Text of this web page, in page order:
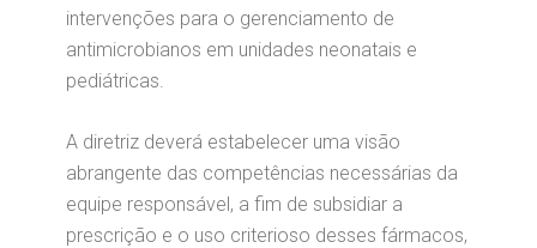
intervenções para o gerenciamento de
antimicrobianos em unidades neonatais e
pediátricas.
A diretriz deverá estabelecer uma visão
abrangente das competências necessárias da
equipe responsável, a fim de subsidiar a
prescrição e o uso criterioso desses fármacos,